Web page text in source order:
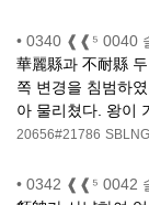
• 0340 ❰❰⁵ 0040
華麗縣과 不耐縣
쪽 변경을 침범하
아 물리쳤다. 왕이
20656#21786
• 0342 ❰❰⁵ 0042